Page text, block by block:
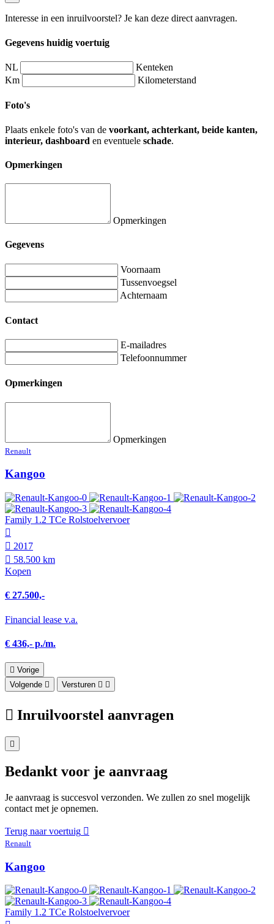
Interesse in een inruilvoorstel? Je kan deze direct aanvragen.
Gegevens huidig voertuig
NL
Kenteken
Km
Kilometerstand
Foto's
Plaats enkele foto's van de voorkant, achterkant, beide kanten,
interieur, dashboard en eventuele schade.
Opmerkingen
Opmerkingen
Gegevens
Voornaam
Tussenvoegsel
Achternaam
Contact
E-mailadres
Telefoonnummer
Opmerkingen
Opmerkingen
Renault
Kangoo
Family 1.2 TCe Rolstoelvervoer
2017
58.500 km
Kopen
€ 27.500,-
Financial lease v.a.
€ 436,- p./m.
Vorige
Volgende
Versturen
Inruilvoorstel aanvragen
Bedankt voor je aanvraag
Je aanvraag is succesvol verzonden. We zullen zo snel mogelijk
contact met je opnemen.
Terug naar voertuig
Renault
Kangoo
Family 1.2 TCe Rolstoelvervoer